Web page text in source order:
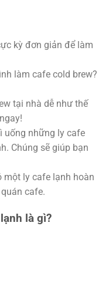
kỳ đơn giản để làm
làm cafe cold brew?
tại nhà dễ như thế
uống những ly cafe
Chúng sẽ giúp bạn
một ly cafe lạnh hoàn
cafe.
là gì?